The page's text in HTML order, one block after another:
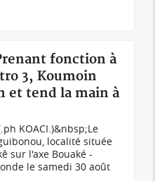
fonction à
3, Koumoin
et tend la main à
KOACI.)&nbsp;Le
localité située
sur l'axe Bouaké -
le samedi 30 août